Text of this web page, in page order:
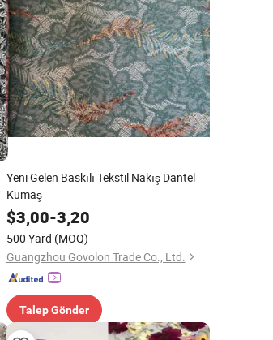
Yeni Gelen Baskılı Tekstil Nakış Dantel
Kumaş
$3,00-3,20
500 Yard (MOQ)
Guangzhou Govolon Trade Co., Ltd.
Talep Gönder